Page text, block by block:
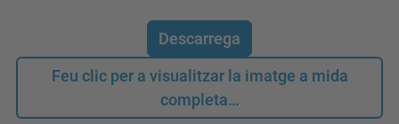
Descarrega
Feu clic per a visualitzar la imatge a mida
completa…